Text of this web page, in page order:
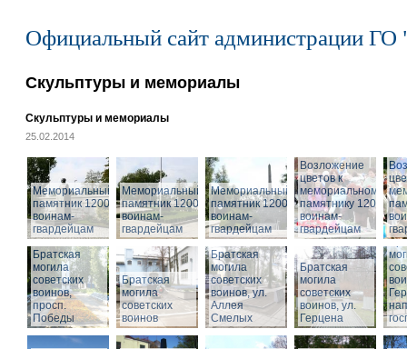
Официальный сайт администрации ГО
Скульптуры и мемориалы
Скульптуры и мемориалы
25.02.2014
Мемориальный
памятник 1200
воинам-
гвардейцам
Мемориальный
памятник 1200
воинам-
гвардейцам
Мемориальный
памятник 1200
воинам-
гвардейцам
Возложение
цветов к
мемориальному
памятнику 1200
воинам-
гвардейцам
Братская
могила
советских
воинов,
просп.
Победы
Братская
могила
советских
воинов
Братская
могила
советских
воинов, ул.
Аллея
Смелых
Братская
могила
советских
воинов, ул.
Герцена